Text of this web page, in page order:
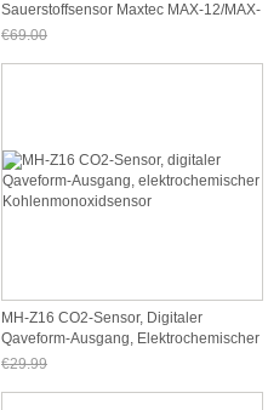
Sauerstoffsensor Maxtec MAX-12/MAX-
16
€69.00
MH-Z16 CO2-Sensor, Digitaler
Qaveform-Ausgang, Elektrochemischer
Kohlenmonoxidsensor
€29.99